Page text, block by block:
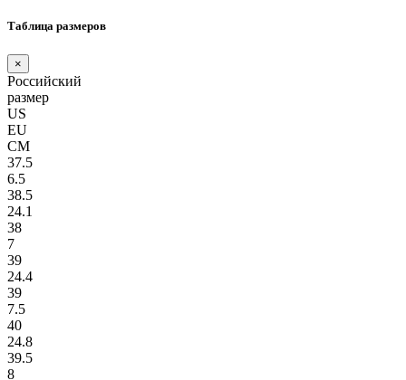
Таблица размеров
×
Российский
размер
US
EU
СМ
37.5
6.5
38.5
24.1
38
7
39
24.4
39
7.5
40
24.8
39.5
8